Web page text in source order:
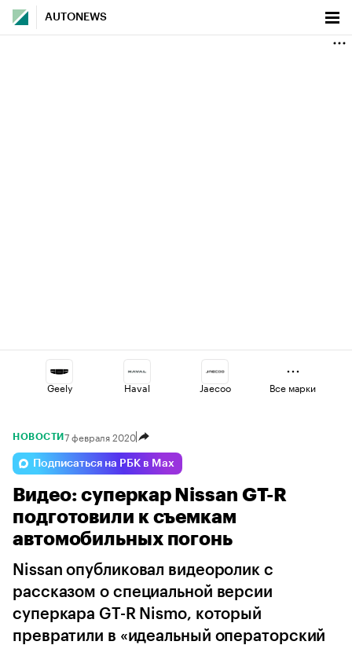
AUTONEWS
Geely Haval Jaecoo
Lada Changan
Esteo Voyah Volga
Все марки
НОВОСТИ 7 февраля 2020
Подписаться на РБК в Max
Видео: суперкар Nissan GT-R
подготовили к съемкам
автомобильных погонь
Nissan опубликовал видеоролик с
рассказом о специальной версии
суперкара GT-R Nismo, который
превратили в «идеальный операторский